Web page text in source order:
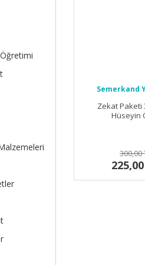
Semerkand
Zekat Paketi
Hüseyin
300,00